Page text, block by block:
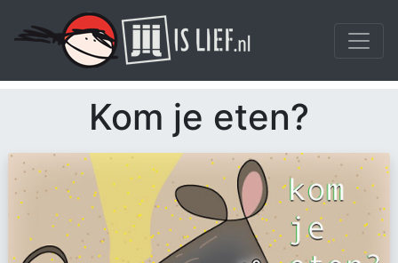
Kom je eten?